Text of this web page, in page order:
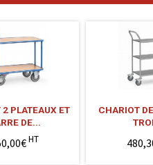
PLATEAUX ET
DE...
HT
CHARIOT